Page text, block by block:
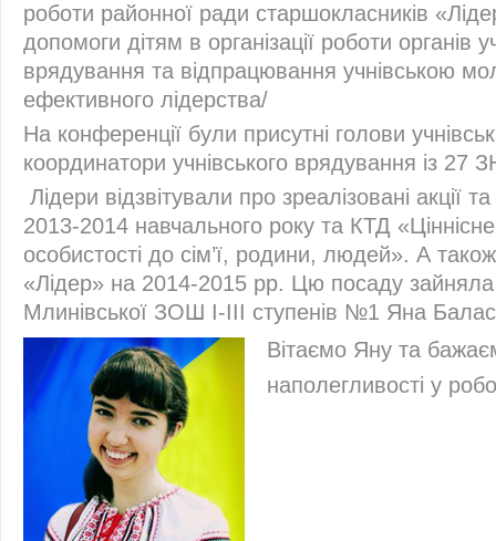
роботи районної ради старшокласників
допомоги дітям в організації роботи органів
врядування та відпрацювання учнівською
ефективного лідерства/
На конференції були присутні голови
координатори учнівського врядування із 27
Лідери відзвітували про зреалізовані акції
2013-2014 навчального року та КТД
особистості до сім’ї, родини, людей». А
«Лідер» на 2014-2015 рр. Цю посаду
Млинівської ЗОШ І-ІІІ ступенів №1 Яна
Вітаємо Яну та
наполегливості у